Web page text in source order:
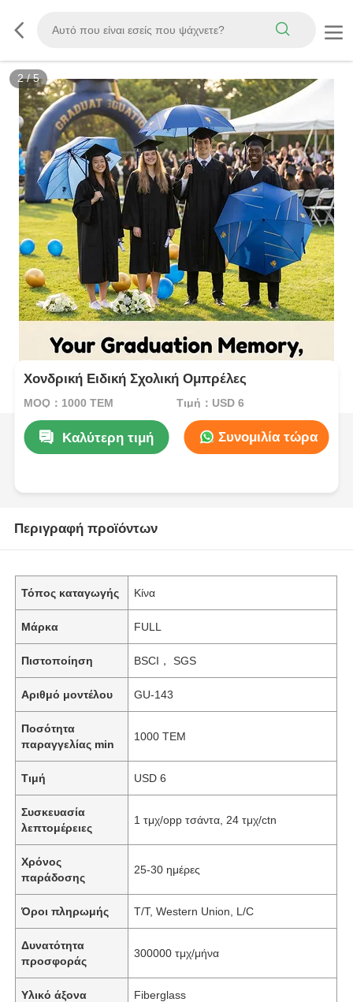
2/5
Χονδρική Ειδική Σχολική Ομπρέλες
MOQ：1000 ΤΕΜ Τιμή：USD 6
Καλύτερη τιμή Συνομιλία τώρα
Περιγραφή προϊόντων
Τόπος καταγωγής Κίνα
Μάρκα FULL
Πιστοποίηση BSCI， SGS
Αριθμό μοντέλου GU-143
Ποσότητα
παραγγελίας min
1000 ΤΕΜ
Τιμή USD 6
Συσκευασία
λεπτομέρειες
1 τμχ/opp τσάντα, 24 τμχ/ctn
Χρόνος
παράδοσης
25-30 ημέρες
Όροι πληρωμής T/T, Western Union, L/C
Δυνατότητα
προσφοράς
300000 τμχ/μήνα
Υλικό άξονα Fiberglass